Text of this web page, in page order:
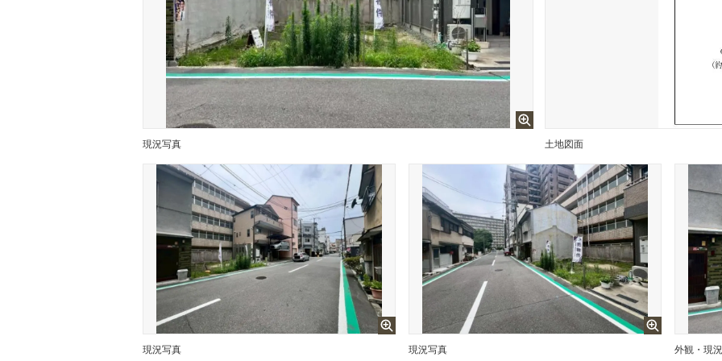
現況写真 土地図面
現況写真 現況写真 外観・現況